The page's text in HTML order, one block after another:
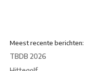
Meest recente berichten:
TBDB 2026